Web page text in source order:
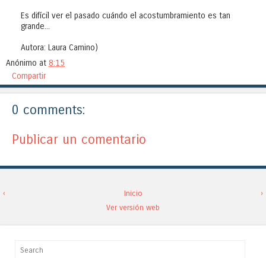
Es difícil ver el pasado cuándo el acostumbramiento es tan
grande...
Autora: Laura Camino)
Anónimo at 8:15
Compartir
0 comments:
Publicar un comentario
‹ ›
Inicio
Ver versión web
Search